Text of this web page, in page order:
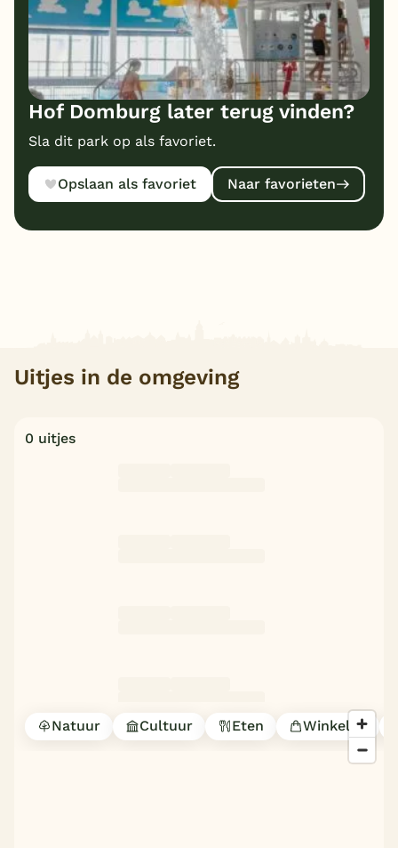
Hof Domburg later terug vinden?
Sla dit park op als favoriet.
Opslaan als favoriet Naar favorieten
Uitjes in de omgeving
0 uitjes
Natuur Cultuur Eten Winkelen